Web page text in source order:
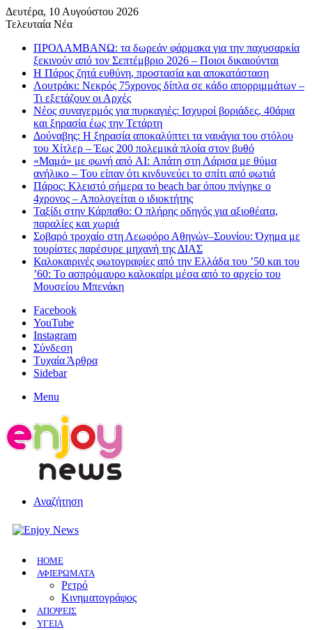
Δευτέρα, 10 Αυγούστου 2026
Τελευταία Νέα
ΠΡΟΛΑΜΒΑΝΩ: τα δωρεάν φάρμακα για την παχυσαρκία
ξεκινούν από τον Σεπτέμβριο 2026 – Ποιοι δικαιούνται
Η Πάρος ζητά ευθύνη, προστασία και αποκατάσταση
Λουτράκι: Νεκρός 75χρονος δίπλα σε κάδο απορριμμάτων –
Τι εξετάζουν οι Αρχές
Νέος συναγερμός για πυρκαγιές: Ισχυροί βοριάδες, 40άρια
και ξηρασία έως την Τετάρτη
Δούναβης: Η ξηρασία αποκαλύπτει τα ναυάγια του στόλου
του Χίτλερ – Έως 200 πολεμικά πλοία στον βυθό
«Μαμά» με φωνή από AI: Απάτη στη Λάρισα με θύμα
ανήλικο – Του είπαν ότι κινδυνεύει το σπίτι από φωτιά
Πάρος: Κλειστό σήμερα το beach bar όπου πνίγηκε ο
4χρονος – Απολογείται ο ιδιοκτήτης
Ταξίδι στην Κάρπαθο: Ο πλήρης οδηγός για αξιοθέατα,
παραλίες και χωριά
Σοβαρό τροχαίο στη Λεωφόρο Αθηνών–Σουνίου: Όχημα με
τουρίστες παρέσυρε μηχανή της ΔΙΑΣ
Καλοκαιρινές φωτογραφίες από την Ελλάδα του ’50 και του
’60: Το ασπρόμαυρο καλοκαίρι μέσα από το αρχείο του
Μουσείου Μπενάκη
Facebook
YouTube
Instagram
Σύνδεση
Τυχαία Άρθρα
Sidebar
Menu
Αναζήτηση
HOME
ΑΦΙΕΡΩΜΑΤΑ
Ρετρό
Κινηματογράφος
ΑΠΟΨΕΙΣ
ΥΓΕΙΑ